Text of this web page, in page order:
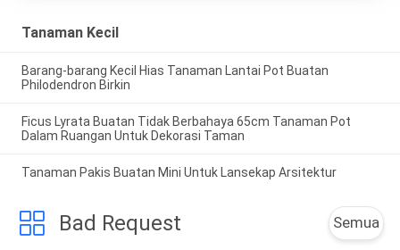
Tanaman Kecil
Barang-barang Kecil Hias Tanaman Lantai Pot Buatan
Philodendron Birkin
Ficus Lyrata Buatan Tidak Berbahaya 65cm Tanaman Pot
Dalam Ruangan Untuk Dekorasi Taman
Tanaman Pakis Buatan Mini Untuk Lansekap Arsitektur
Bad Request Semua